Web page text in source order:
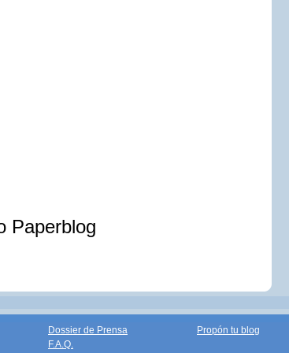
Dossier de Prensa
F.A.Q.
Propón tu blog